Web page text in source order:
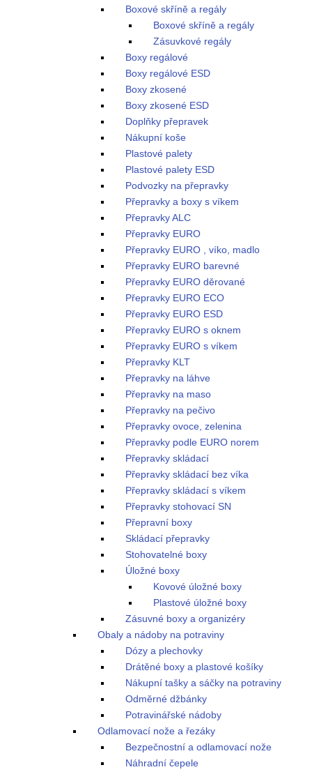
Boxové skříně a regály
Boxové skříně a regály
Zásuvkové regály
Boxy regálové
Boxy regálové ESD
Boxy zkosené
Boxy zkosené ESD
Doplňky přepravek
Nákupní koše
Plastové palety
Plastové palety ESD
Podvozky na přepravky
Přepravky a boxy s víkem
Přepravky ALC
Přepravky EURO
Přepravky EURO , víko, madlo
Přepravky EURO barevné
Přepravky EURO děrované
Přepravky EURO ECO
Přepravky EURO ESD
Přepravky EURO s oknem
Přepravky EURO s víkem
Přepravky KLT
Přepravky na láhve
Přepravky na maso
Přepravky na pečivo
Přepravky ovoce, zelenina
Přepravky podle EURO norem
Přepravky skládací
Přepravky skládací bez víka
Přepravky skládací s víkem
Přepravky stohovací SN
Přepravní boxy
Skládací přepravky
Stohovatelné boxy
Úložné boxy
Kovové úložné boxy
Plastové úložné boxy
Zásuvné boxy a organizéry
Obaly a nádoby na potraviny
Dózy a plechovky
Drátěné boxy a plastové košíky
Nákupní tašky a sáčky na potraviny
Odměrné džbánky
Potravinářské nádoby
Odlamovací nože a řezáky
Bezpečnostní a odlamovací nože
Náhradní čepele